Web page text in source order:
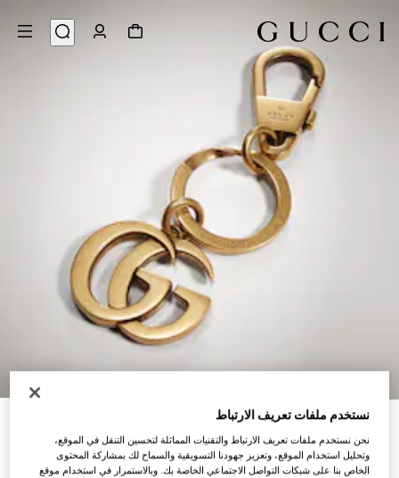
علّاقة مفاتيح بشكل G مزدوج
نستخدم ملفات تعريف الارتباط
نحن نستخدم ملفات تعريف الارتباط والتقنيات المماثلة لتحسين التنقل في الموقع،
وتحليل استخدام الموقع، وتعزيز جهودنا التسويقية والسماح لك بمشاركة المحتوى
الخاص بنا على شبكات التواصل الاجتماعي الخاصة بك. وبالاستمرار في استخدام موقع